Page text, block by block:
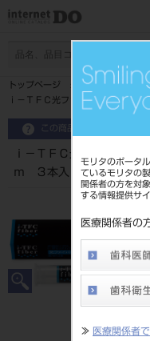
モリタのポータ
ているモリタの
関係者の方を対
する情報提供サ
医療関係者の
≫ 医療関係者
トップページ
ｉ－ＴＦＣ光ファイバーポスト
この商品に関するお問い合
ｉ－ＴＦＣ光ファイバー
ｍ ３本入